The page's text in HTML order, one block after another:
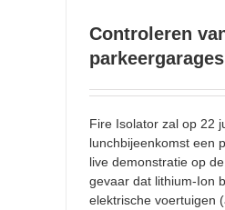
Controleren
parkeergarages
Fire Isolator zal op 22
lunchbijeenkomst een
live demonstratie op
gevaar dat lithium-Ion
elektrische voertuigen